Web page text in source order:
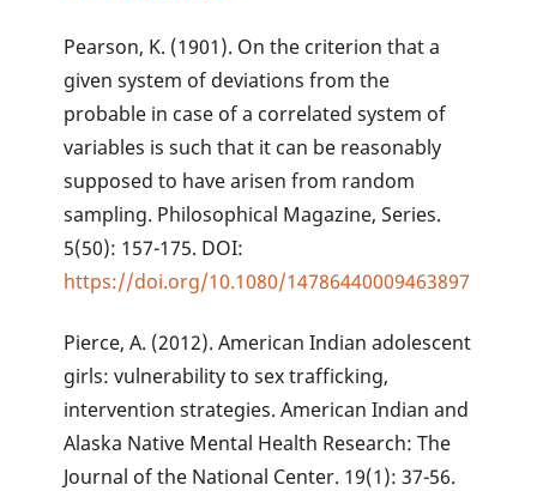
Pearson, K. (1901). On the criterion that a
given system of deviations from the
probable in case of a correlated system of
variables is such that it can be reasonably
supposed to have arisen from random
sampling. Philosophical Magazine, Series.
5(50): 157-175. DOI:
https://doi.org/10.1080/14786440009463897
Pierce, A. (2012). American Indian adolescent
girls: vulnerability to sex trafficking,
intervention strategies. American Indian and
Alaska Native Mental Health Research: The
Journal of the National Center. 19(1): 37-56.